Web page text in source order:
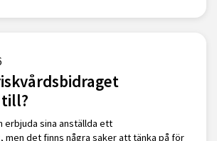
erbjuda sina anställda ett
men det finns några saker att tänka på för